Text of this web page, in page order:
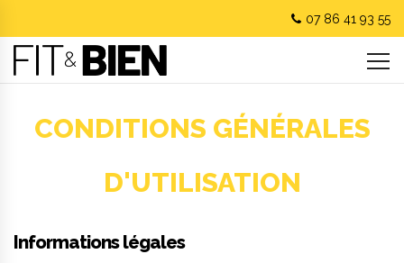
07 86 41 93 55
CONDITIONS GÉNÉRALES
D'UTILISATION
Informations légales